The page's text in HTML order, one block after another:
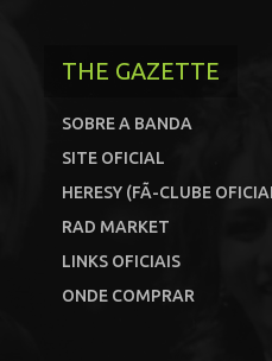
THE GAZETTE
SOBRE A BANDA
SITE OFICIAL
HERESY (FÃ-CLUBE
RAD MARKET
LINKS OFICIAIS
ONDE COMPRAR